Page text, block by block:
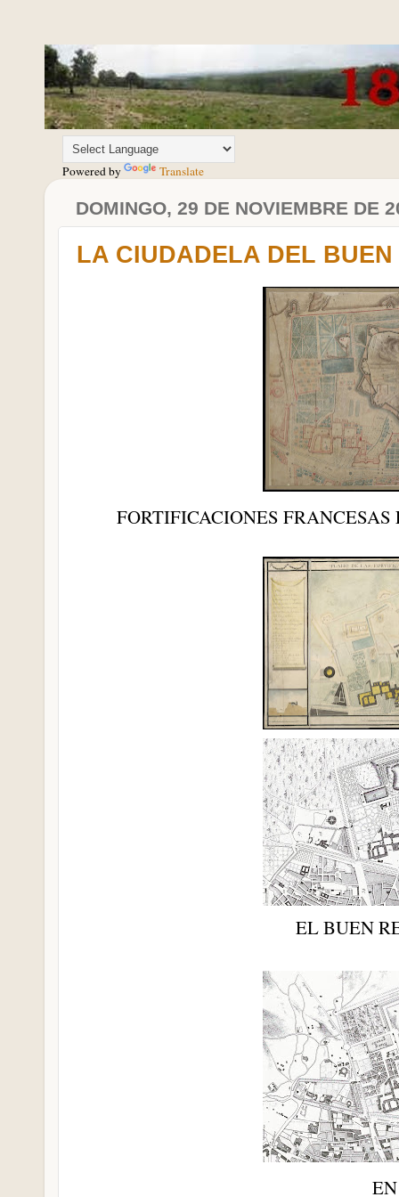
Powered by Translate
DOMINGO, 29 DE NOVIEMBRE DE
LA CIUDADELA DEL BUEN
FORTIFICACIONES
EL BUEN